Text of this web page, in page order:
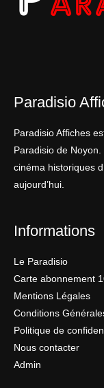
Paradisio
Paradisio Affiches
Paradisio de
cinéma historiques
aujourd’hui.
Informations
Le Paradisio
Carte abonnement
Mentions Légales
Conditions
Politique de
Nous contacter
Admin